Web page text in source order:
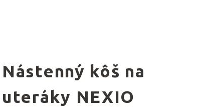
Nástenný kôš na
uteráky NEXIO